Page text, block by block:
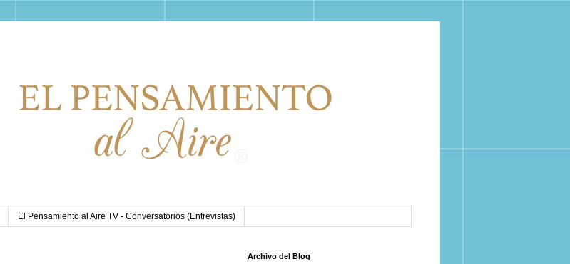
El Pensamiento al Aire TV - Conversatorios (Entrevistas)
Archivo del Blog